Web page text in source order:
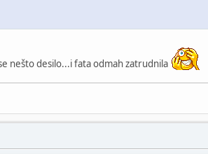
nešto desilo...i fata odmah zatrudnila